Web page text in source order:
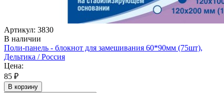
Артикул: 3830
В наличии
Поли-панель - блокнот для замешивания 60*90мм (75шт),
Дельтика / Россия
Цена:
85 ₽
В корзину